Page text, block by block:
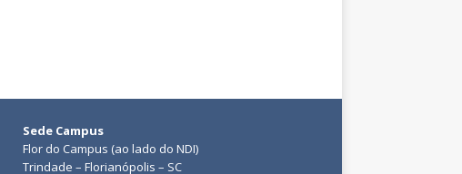
Sede Campus
Flor do Campus (ao lado do NDI)
Trindade – Florianópolis – SC